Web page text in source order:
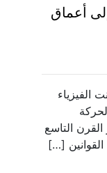
أعماق
الفيزياء
التاسع
[…]